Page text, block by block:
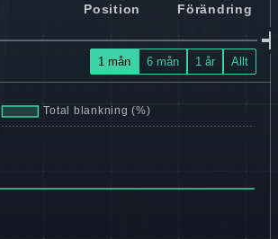
Position Förändring
1 mån 6 mån 1 år Allt